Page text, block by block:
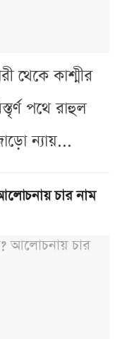
থেকে কাশ্মীর
পথে রাহুল
ন্যায়...
চার নাম